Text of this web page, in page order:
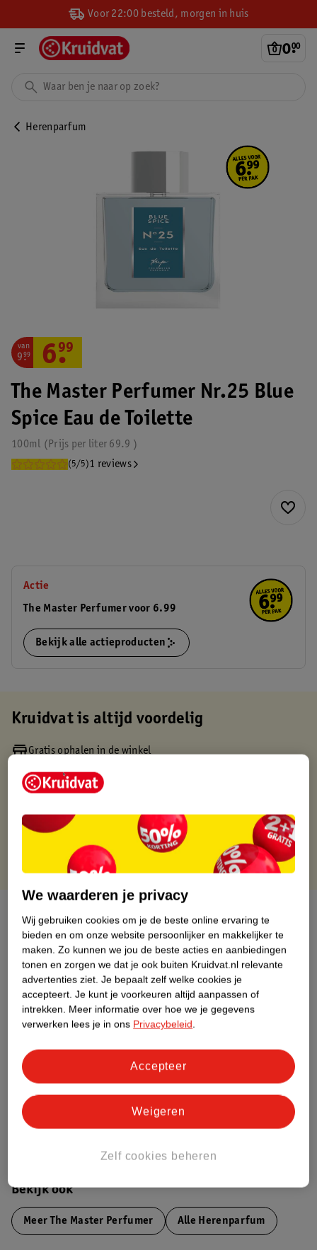
Voor 22:00 besteld, morgen in huis
0.
00
Herenparfum
The Master Perfumer Nr.25 Blue
Spice Eau de Toilette
100ml 69.9
Prijs per liter
(5/5)1 reviews
van
9.
99 6.
99
Actie
The Master Perfumer voor 6.99
Bekijk alle actieproducten
Kruidvat is altijd voordelig
Gratis ophalen in de winkel
Gratis thuisbezorgd vanaf 50.00
Gratis punten met je Kruidvat kaart
Over dit product
Productinformatie
Etiketinformatie
Nature Impact Score
Dit product heeft (nog) geen Nature
Impact Score.
Bekijk ook
MeerThe Master Perfumer Alle Herenparfum
We waarderen je privacy
Wij gebruiken cookies om je de beste online ervaring te
bieden en om onze website persoonlijker en makkelijker te
maken. Zo kunnen we jou de beste acties en aanbiedingen
tonen en zorgen we dat je ook buiten Kruidvat.nl relevante
advertenties ziet. Je bepaalt zelf welke cookies je
accepteert. Je kunt je voorkeuren altijd aanpassen of
intrekken. Meer informatie over hoe we je gegevens
verwerken lees je in ons Privacybeleid.
Zelf cookies beheren
Weigeren
Accepteer